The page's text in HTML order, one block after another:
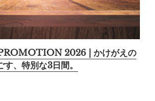
2026 | かけがえの
、特別な3日間。